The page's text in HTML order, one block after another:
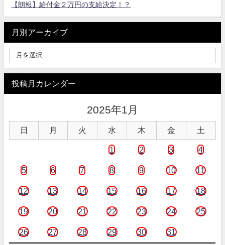
【朗報】給付金２万円の支給決定！？
月別アーカイブ
投稿月カレンダー
2025年1月
日 月 火 水 木 金 土
1 2 3 4
5 6 7 8 9 10 11
12 13 14 15 16 17 18
19 20 21 22 23 24 25
26 27 28 29 30 31